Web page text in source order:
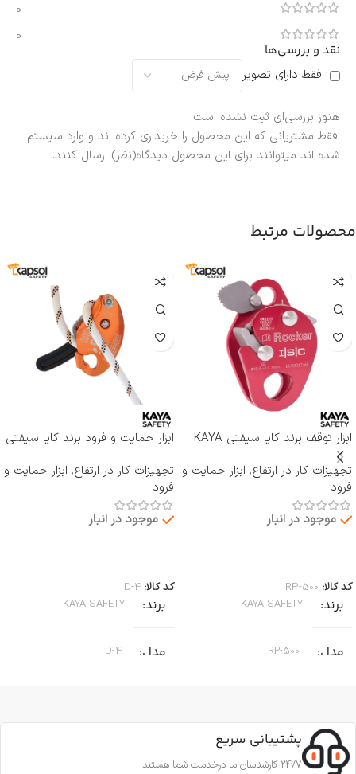
0
0
نقد و بررسی‌ها
فقط دارای تصویر
هنوز بررسی‌ای ثبت نشده است.
.فقط مشتریانی که این محصول را خریداری کرده اند و وارد سیستم
شده اند میتوانند برای این محصول دیدگاه(نظر) ارسال کنند.
محصولات مرتبط
ابزار توقف برند کایا سیفتی KAYA
SAFETY مدل RP-500 ROCKER
تجهیزات کار در ارتفاع, ابزار حمایت و
فرود
موجود در انبار
کد کالا: RP-500
برند KAYA SAFETY
مدل RP-500
جنس آلومینیوم
ابزار حمایت و فرود برند کایا سیفتی
تجهیزات کار در ارتفاع, ابزار حمایت و
فرود
موجود در انبار
کد کالا: D-4
برند KAYA SAFETY
مدل D-4
مناسب برای کارهای عمودی، افقی و
پشتیبانی سریع
24/7 کارشناسان ما درخدمت شما هستند